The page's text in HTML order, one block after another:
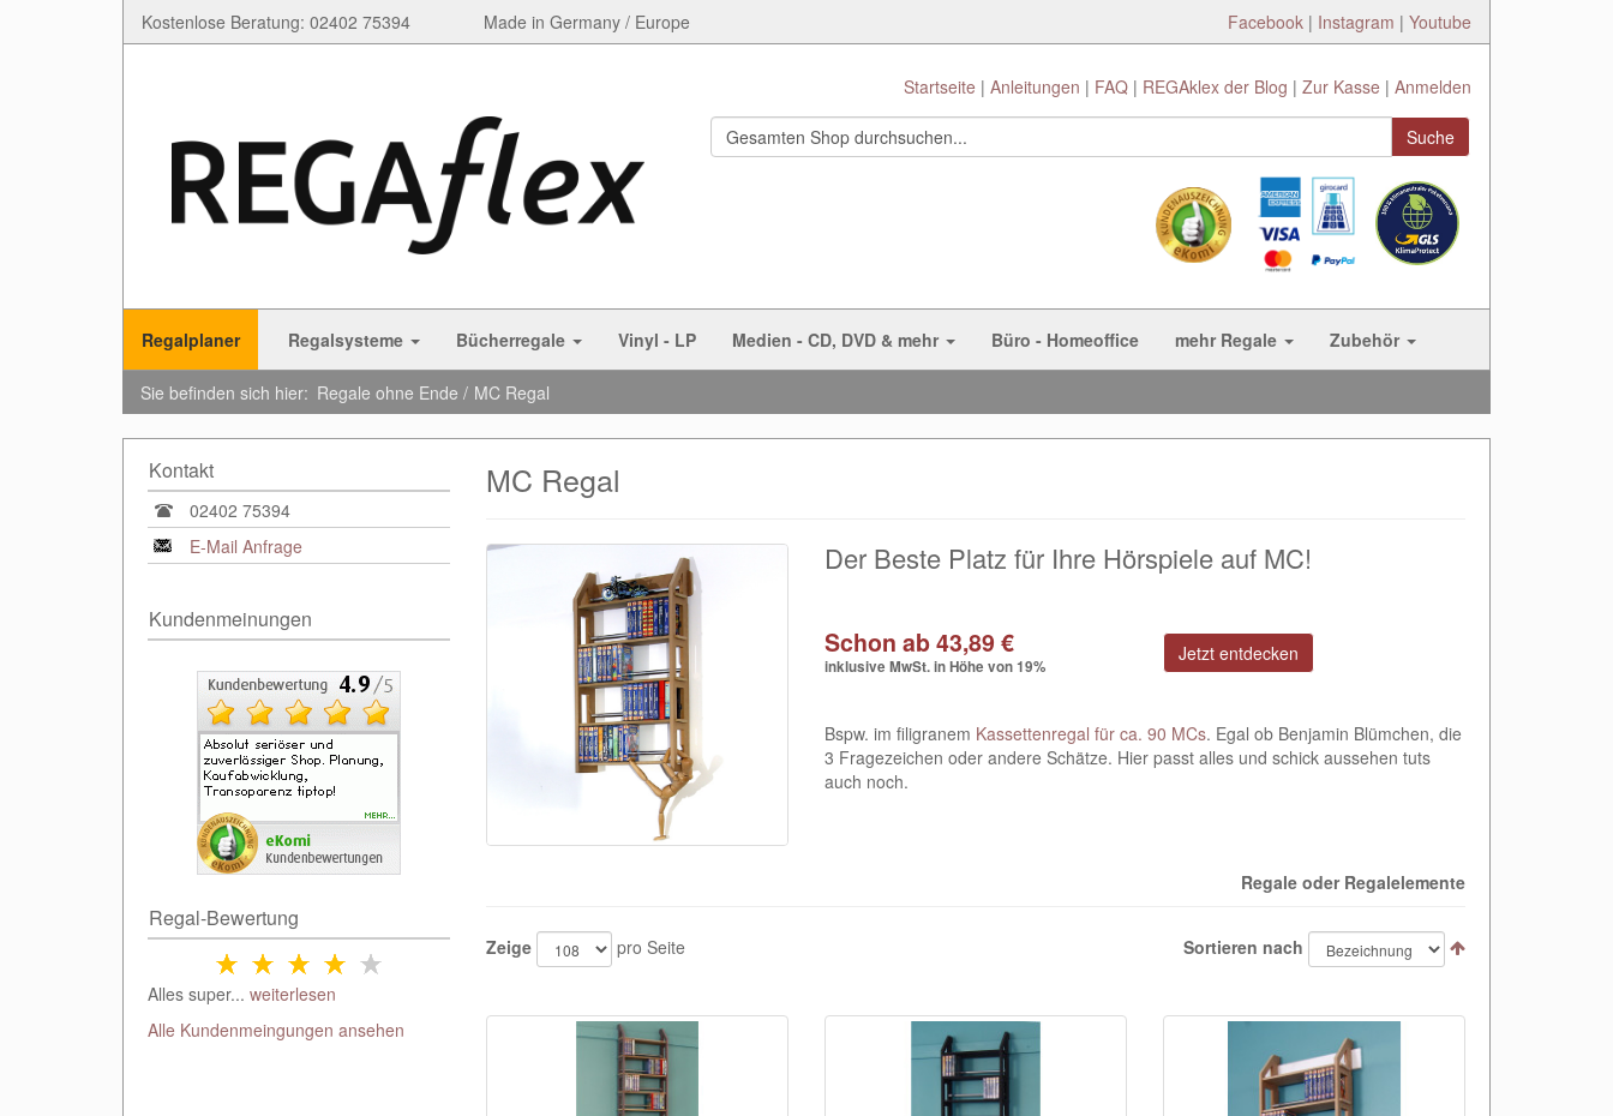
Kostenlose Beratung: 02402 75394 Made in Germany / Europe Facebook | Instagram | Youtube
Startseite Anleitungen FAQ REGAklex der Blog Zur Kasse Anmelden
Suche
Regalplaner Regalsysteme Bücherregale Vinyl - LP Medien - CD, DVD & mehr Büro - Homeoffice mehr Regale Zubehör
Sie befinden sich hier: Regale ohne Ende MC Regal
Kontakt
02402 75394
E-Mail Anfrage
Kundenmeinungen
Regal-Bewertung
Alles super... weiterlesen
Alle Kundenmeingungen ansehen
MC Regal
Der Beste Platz für Ihre Hörspiele auf MC!
Schon ab 43,89 €
inklusive MwSt. in Höhe von 19%
Jetzt entdecken
Bspw. im filigranem Kassettenregal für ca. 90 MCs. Egal ob Benjamin Blümchen, die
3 Fragezeichen oder andere Schätze. Hier passt alles und schick aussehen tuts
auch noch.
Regale oder Regalelemente
Zeige pro Seite Sortieren nach